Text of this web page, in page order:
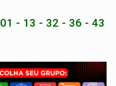
01 - 13 - 32 - 36 - 43